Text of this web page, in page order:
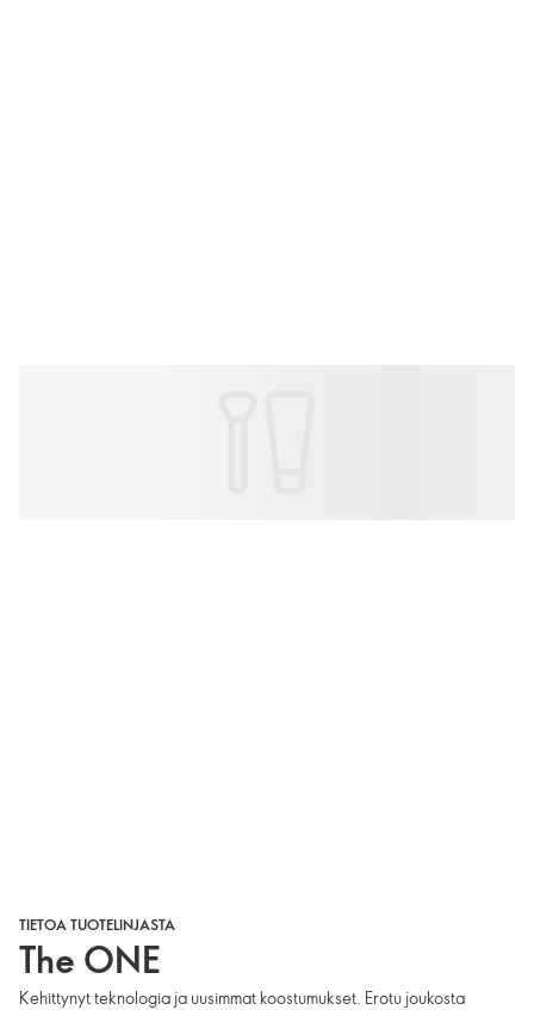
TIETOA TUOTELINJASTA
The ONE
Kehittynyt teknologia ja uusimmat koostumukset. Erotu joukosta